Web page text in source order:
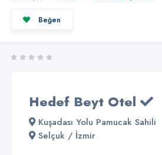
Beğen
Hedef Beyt Otel
Kuşadası Yolu Pamucak Sahili
Selçuk / İzmir